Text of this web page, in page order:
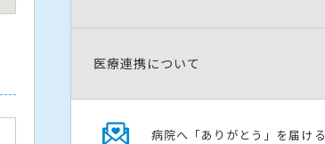
医療連携について
病院へ「ありがとう」を届ける